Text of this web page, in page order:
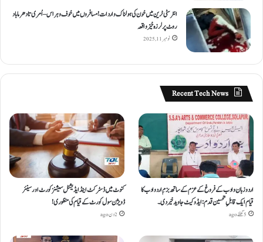
انٹر سٹی ٹرین میں خون کی ہولناک واردات! مسافروں میں خوف و ہراس – اُمری تا دھرما باد
روٹ پر لرزہ خیز واقعہ
نومبر 11, 2025
Recent Tech News
اردو زبان و ادب کے فروغ کے عزم کے ساتھ بزمِ اردو ادب کا
قیام ایک قابلِ تحسین قدم : ایڈوکیٹ جاوید خیردی۔
5 گھنٹے ago
کنوٹ میں ڈسٹرکٹ اینڈ ایڈیشنل سیشنز کورٹ اور سینئر
ڈویژن سول کورٹ کے قیام کی منظوری!
2 دن ago